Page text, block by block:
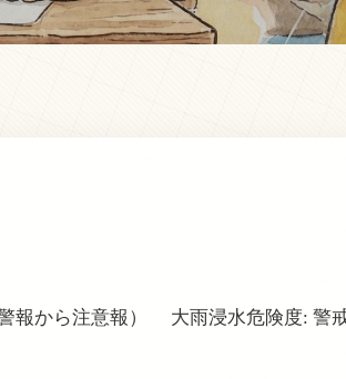
報から注意報） 大雨浸水危険度: 警